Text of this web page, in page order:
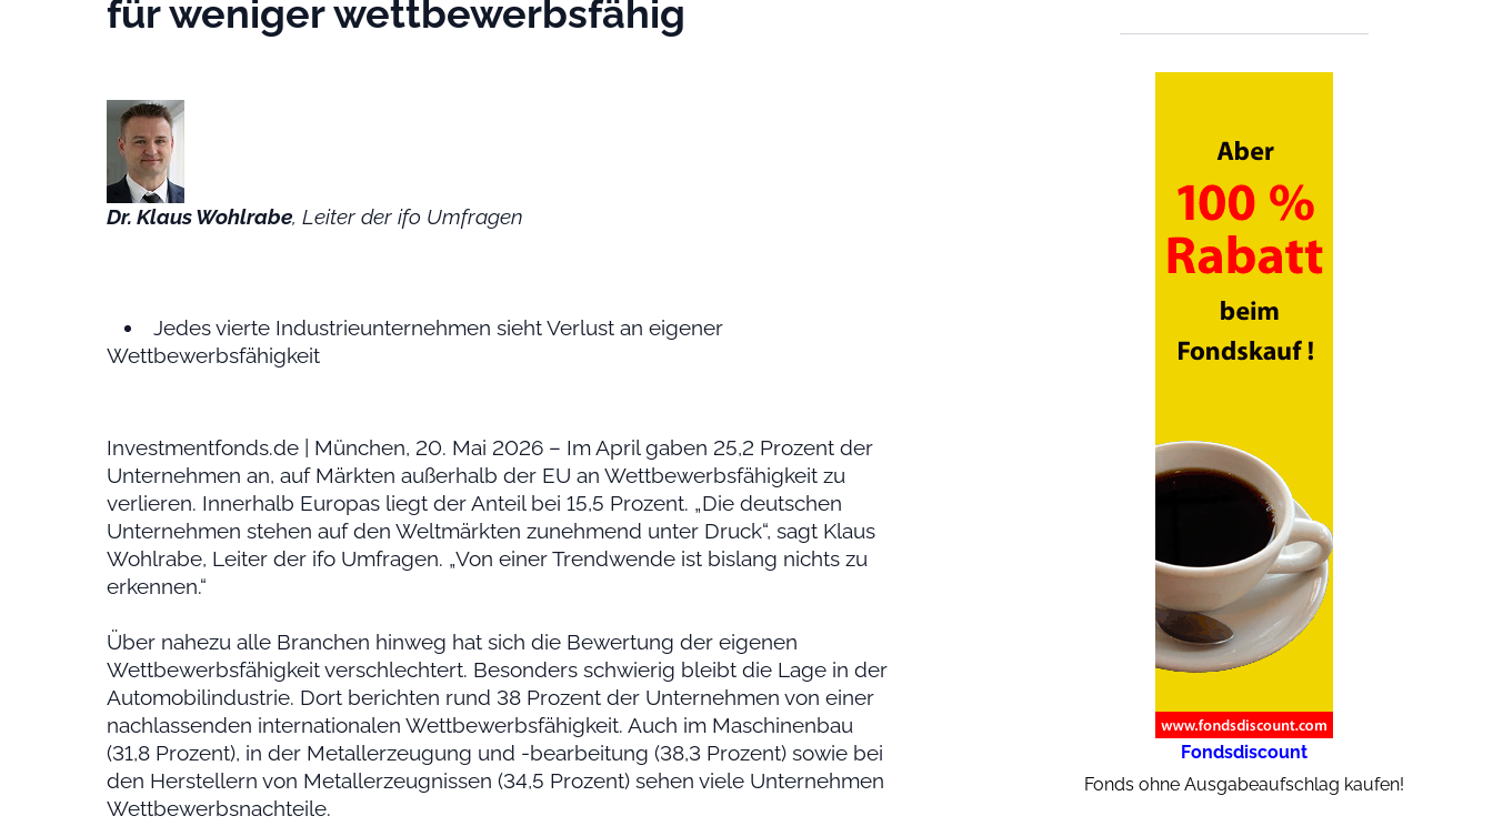
für weniger wettbewerbsfähig
Dr. Klaus Wohlrabe, Leiter der ifo Umfragen
Jedes vierte Industrieunternehmen sieht Verlust an eigener
Wettbewerbsfähigkeit
Investmentfonds.de | München, 20. Mai 2026 – Im April gaben 25,2 Prozent der
Unternehmen an, auf Märkten außerhalb der EU an Wettbewerbsfähigkeit zu
verlieren. Innerhalb Europas liegt der Anteil bei 15,5 Prozent. „Die deutschen
Unternehmen stehen auf den Weltmärkten zunehmend unter Druck“, sagt Klaus
Wohlrabe, Leiter der ifo Umfragen. „Von einer Trendwende ist bislang nichts zu
erkennen.“
Über nahezu alle Branchen hinweg hat sich die Bewertung der eigenen
Wettbewerbsfähigkeit verschlechtert. Besonders schwierig bleibt die Lage in der
Automobilindustrie. Dort berichten rund 38 Prozent der Unternehmen von einer
nachlassenden internationalen Wettbewerbsfähigkeit. Auch im Maschinenbau
(31,8 Prozent), in der Metallerzeugung und -bearbeitung (38,3 Prozent) sowie bei
den Herstellern von Metallerzeugnissen (34,5 Prozent) sehen viele Unternehmen
Wettbewerbsnachteile.
Fondsdiscount
Fonds ohne Ausgabeaufschlag kaufen!